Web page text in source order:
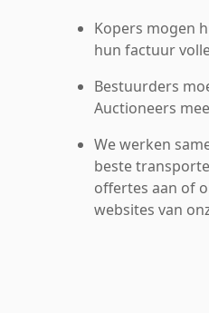
Kopers mogen
hun factuur
Bestuurders
Auctioneers
We werken
beste
offertes aan of
websites van